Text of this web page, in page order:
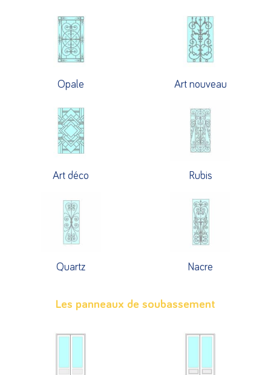
Opale Art nouveau
Art déco Rubis
Quartz Nacre
Les panneaux de soubassement